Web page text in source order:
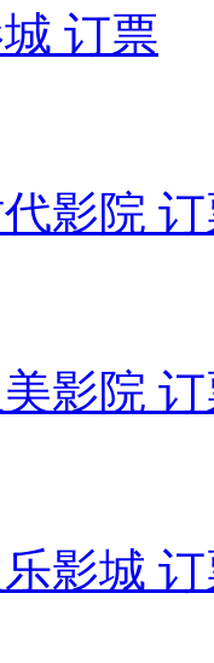
订票
影院
影院
影城